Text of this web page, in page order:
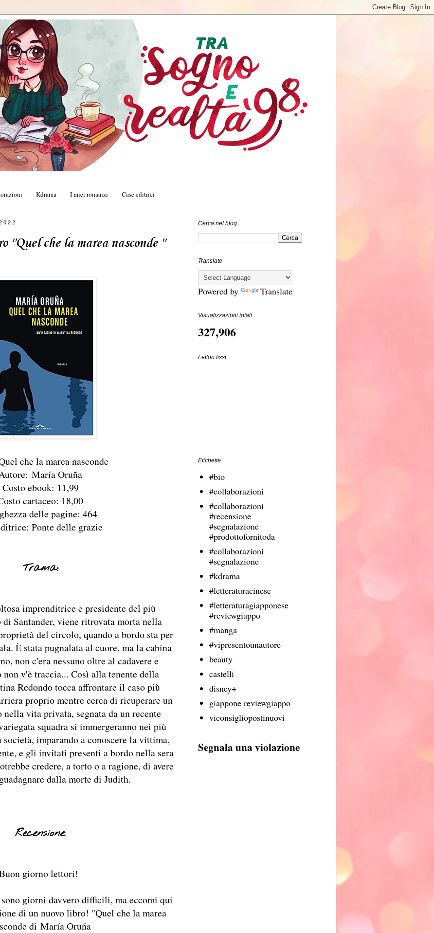
Kdrama I miei romanzi Case editrici
''Quel che la marea nasconde ''
che la marea nasconde
María Oruña
Costo ebook: 11,99
cartaceo: 18,00
delle pagine: 464
Ponte delle grazie
Trama:
imprenditrice e presidente del più
Santander, viene ritrovata morta nella
del circolo, quando a bordo sta per
È stata pugnalata al cuore, ma la cabina
non c'era nessuno oltre al cadavere e
v'è traccia... Così alla tenente della
Redondo tocca affrontare il caso più
proprio mentre cerca di ricuperare un
vita privata, segnata da un recente
squadra si immergeranno nei più
imparando a conoscere la vittima,
e gli invitati presenti a bordo nella sera
credere, a torto o a ragione, di avere
dalla morte di Judith.
Recensione:
giorno lettori!
sono giorni davvero difficili, ma eccomi qui
di un nuovo libro! ''Quel che la marea
di María Oruña
Cerca nel blog
Translate
Powered by Translate
Visualizzazioni totali
327,906
Lettori fissi
Etichette
#bio
#collaborazioni
#collaborazioni
#recensione
#segnalazione
#prodottofornitoda
#collaborazioni
#segnalazione
#kdrama
#letteraturacinese
#letteraturagiapponese
#reviewgiappo
#manga
#vipresentounautore
beauty
castelli
disney+
giappone reviewgiappo
viconsigliopostinuovi
Segnala una violazione